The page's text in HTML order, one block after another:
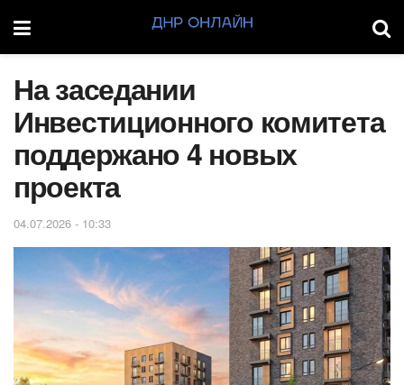
На заседании
Инвестиционного комитета
поддержано 4 новых
проекта
04.07.2026 - 10:33